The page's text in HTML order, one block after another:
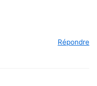
Répondre